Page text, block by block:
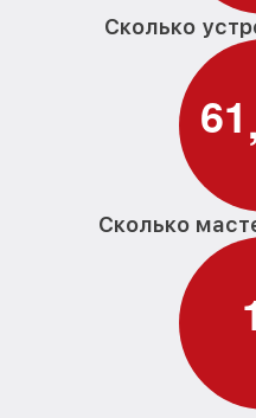
Сколько
61,
Сколько